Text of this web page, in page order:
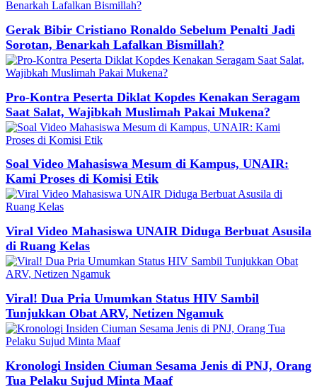
Gerak Bibir Cristiano Ronaldo Sebelum Penalti Jadi
Sorotan, Benarkah Lafalkan Bismillah?
Pro-Kontra Peserta Diklat Kopdes Kenakan Seragam
Saat Salat, Wajibkah Muslimah Pakai Mukena?
Soal Video Mahasiswa Mesum di Kampus, UNAIR:
Kami Proses di Komisi Etik
Viral Video Mahasiswa UNAIR Diduga Berbuat Asusila
di Ruang Kelas
Viral! Dua Pria Umumkan Status HIV Sambil
Tunjukkan Obat ARV, Netizen Ngamuk
Kronologi Insiden Ciuman Sesama Jenis di PNJ, Orang
Tua Pelaku Sujud Minta Maaf